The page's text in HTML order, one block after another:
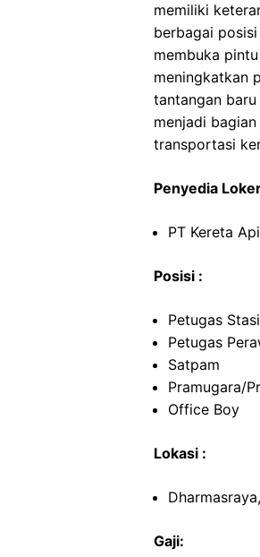
memiliki
berbagai
membuka
meningkatkan
tantangan
menjadi
transportasi
Penyedia
PT Kereta
Posisi :
Petugas
Petugas
Satpam
Pramugara/
Office Boy
Lokasi :
Gaji: